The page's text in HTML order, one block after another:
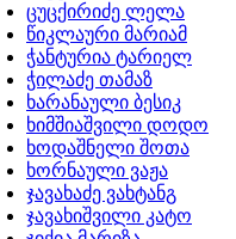
ცუცქირიძე ლელა
წიკლაური მარიამ
ჭანტურია ტარიელ
ჭილაძე თამაზ
ხარანაული ბესიკ
ხიმშიაშვილი დოდო
ხოდაშნელი შოთა
ხორნაული ვაჟა
ჯავახაძე ვახტანგ
ჯავახიშვილი კატო